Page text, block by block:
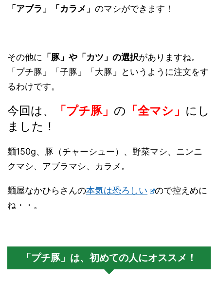
「アブラ」「カラメ」 のマシができます！
その他に 「豚」や「カツ」の選択がありますね。
「プチ豚」「子豚」「大豚」というように注文をす
るわけです。
今回は、 「プチ豚」 の 「全マシ」 にし
ました！
麺150g、豚（チャーシュー）、野菜マシ、ニンニ
クマシ、アブラマシ、カラメ。
麺屋なかひらさんの本気は恐ろしい
ので控えめに
ね・・。
「プチ豚」は、初めての人にオススメ！